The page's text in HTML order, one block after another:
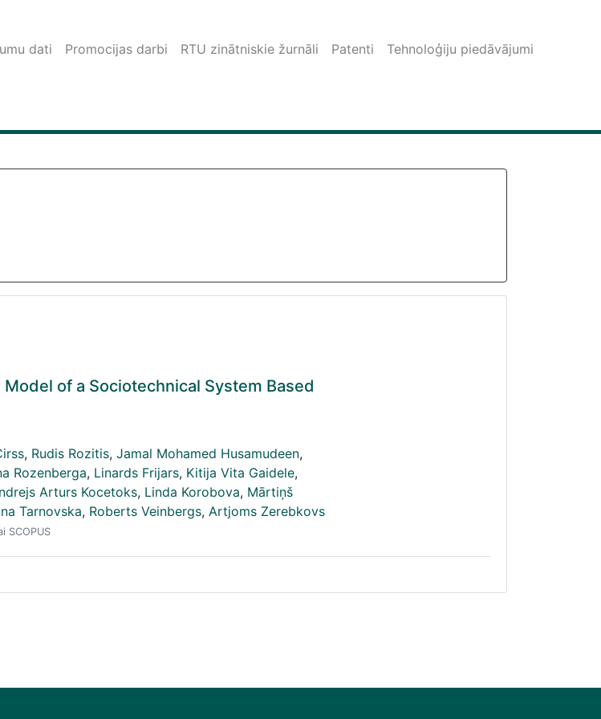
dati Promocijas darbi RTU zinātniskie žurnāli Patenti
Tehnoloģiju piedāvājumi
of a Sociotechnical System Based
, Rudis Rozitis, Jamal Mohamed Husamudeen,
Rozenberga, Linards Frijars, Kitija Vita Gaidele,
Arturs Kocetoks, Linda Korobova, Mārtiņš
Tarnovska, Roberts Veinbergs, Artjoms Zerebkovs
SCOPUS